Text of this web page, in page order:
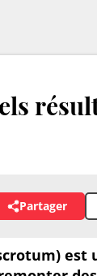
Partager
est